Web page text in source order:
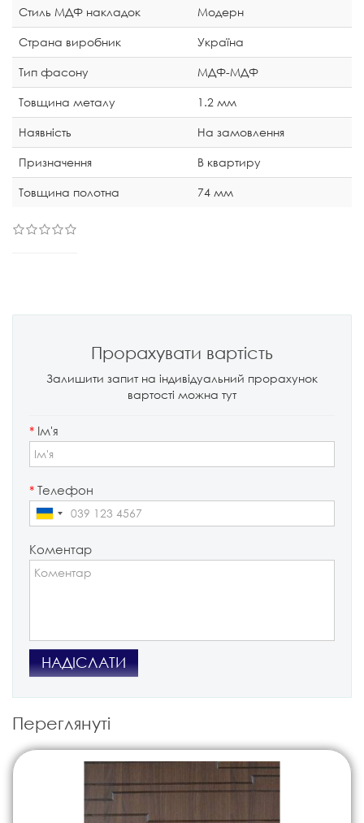
Стиль МДФ накладок
Модерн
Страна виробник
Україна
Тип фасону
МДФ-МДФ
Товщина металу
1.2 мм
Наявність
На замовлення
Призначення
В квартиру
Товщина полотна
74 мм
Прорахувати вартість
Залишити запит на індивідуальний прорахунок
вартості можна тут
* Ім'я
* Телефон
Коментар
НАДІСЛАТИ
Переглянуті